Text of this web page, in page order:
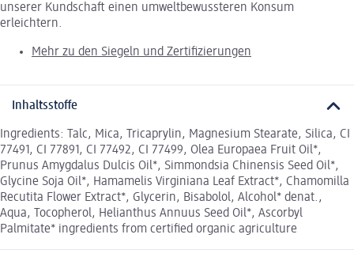
unserer Kundschaft einen umweltbewussteren Konsum
erleichtern.
Mehr zu den Siegeln und Zertifizierungen
Inhaltsstoffe
Ingredients: Talc, Mica, Tricaprylin, Magnesium Stearate, Silica, CI
77491, CI 77891, CI 77492, CI 77499, Olea Europaea Fruit Oil*,
Prunus Amygdalus Dulcis Oil*, Simmondsia Chinensis Seed Oil*,
Glycine Soja Oil*, Hamamelis Virginiana Leaf Extract*, Chamomilla
Recutita Flower Extract*, Glycerin, Bisabolol, Alcohol* denat.,
Aqua, Tocopherol, Helianthus Annuus Seed Oil*, Ascorbyl
Palmitate* ingredients from certified organic agriculture